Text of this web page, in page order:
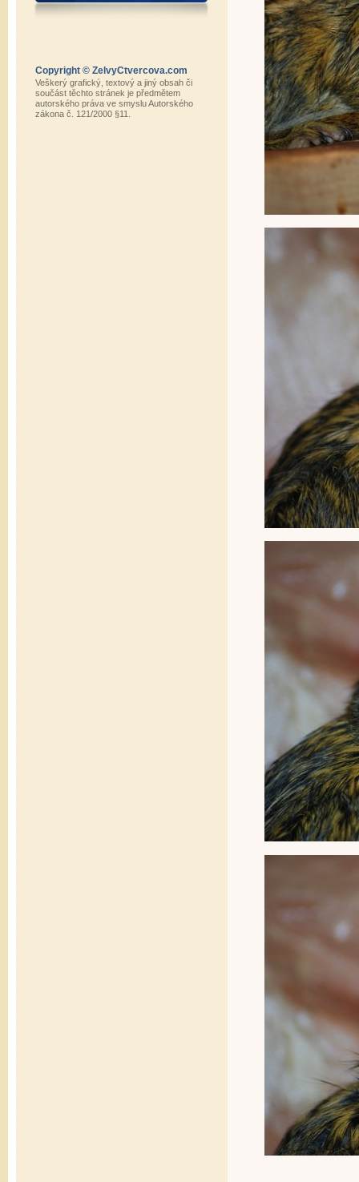
Copyright © ZelvyCtvercova.com
Veškerý grafický, textový a jiný obsah či
součást těchto stránek je předmětem
autorského práva ve smyslu Autorského
zákona č. 121/2000 §11.